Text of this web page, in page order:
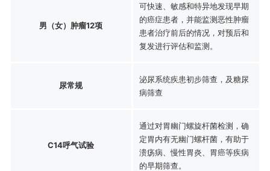
男（女）肿瘤12项
可快速、敏感和特异地发现早期
的癌症患者，并能监测恶性肿瘤
患者治疗前后的情况，对预后和
复发进行评估和监测。
尿常规
泌尿系统疾患初步筛查，及糖尿
病筛查
C14呼气试验
通过对胃幽门螺旋杆菌检测，确
定胃内有无幽门螺杆菌，有助于
溃疡病、慢性胃炎、胃癌等疾病
的早期筛查。